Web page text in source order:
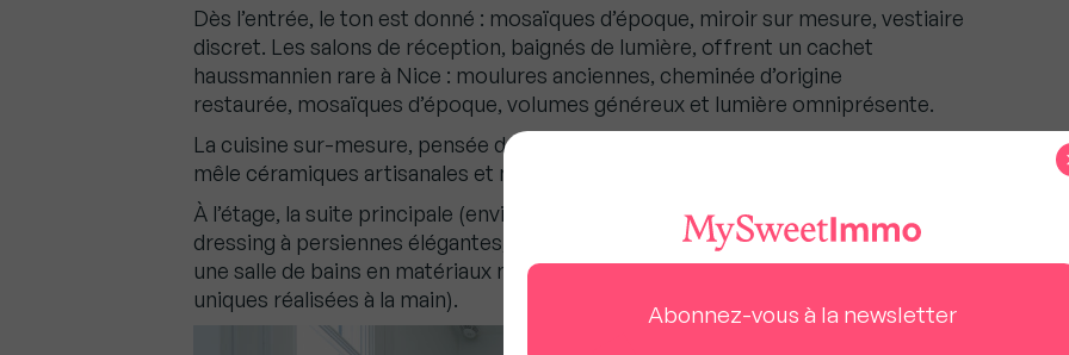
Dès l’entrée, le ton est donné : mosaïques d’époque, miroir sur mesure, vestiaire
discret. Les salons de réception, baignés de lumière, offrent un cachet
haussmannien rare à Nice : moulures anciennes, cheminée d’origine
restaurée, mosaïques d’époque, volumes généreux et lumière omniprésente.
La cuisine sur-mesure, pensée dans un esprit méditerranéen chic,
mêle céramiques artisanales et matériaux nobles.
À l’étage, la suite principale (environ 50 m²) invite à la sérénité. On y découvre un
dressing à persiennes élégantes, une cheminée contemporaine double foyer, et
une salle de bains en matériaux naturels aux finitions soignées (Kerakoll, vasques
uniques réalisées à la main).
Abonnez-vous à la newsletter